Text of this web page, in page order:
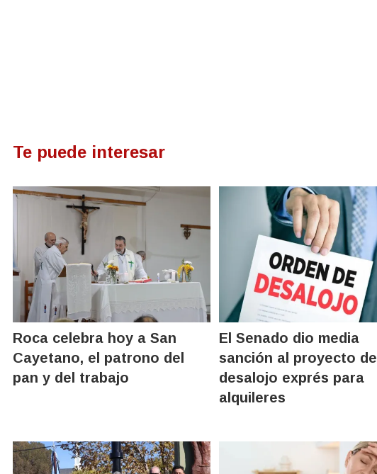
Te puede interesar
Roca celebra hoy a San
Cayetano, el patrono del
pan y del trabajo
El Senado dio media
sanción al proyecto de
desalojo exprés para
alquileres